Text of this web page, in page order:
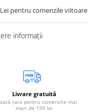
pentru comenzile viitoare
informații
Livrare gratuită
țara pentru comenzile mai
mari de 199 lei